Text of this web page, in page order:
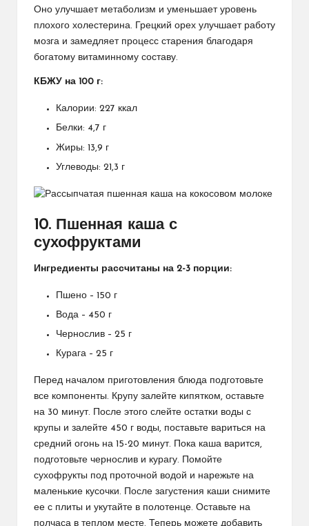
Оно улучшает метаболизм и уменьшает уровень
плохого холестерина. Грецкий орех улучшает работу
мозга и замедляет процесс старения благодаря
богатому витаминному составу.
КБЖУ на 100 г:
Калории: 227 ккал
Белки: 4,7 г
Жиры: 13,9 г
Углеводы: 21,3 г
10. Пшенная каша с
сухофруктами
Ингредиенты рассчитаны на 2-3 порции:
Пшено – 150 г
Вода – 450 г
Чернослив – 25 г
Курага – 25 г
Перед началом приготовления блюда подготовьте
все компоненты. Крупу залейте кипятком, оставьте
на 30 минут. После этого слейте остатки воды с
крупы и залейте 450 г воды, поставьте вариться на
средний огонь на 15-20 минут. Пока каша варится,
подготовьте чернослив и курагу. Помойте
сухофрукты под проточной водой и нарежьте на
маленькие кусочки. После загустения каши снимите
ее с плиты и укутайте в полотенце. Оставьте на
полчаса в теплом месте. Теперь можете добавить